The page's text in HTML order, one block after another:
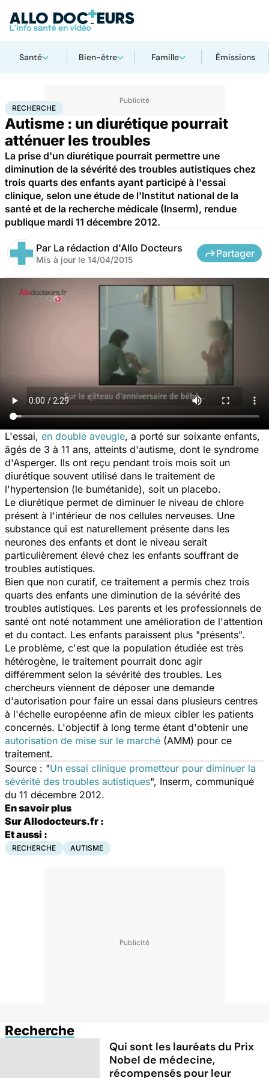
Santé Bien-être Famille Émissions
AccueilSantéMaladies Recherche
RECHERCHE
Autisme : un diurétique pourrait
atténuer les troubles
La prise d'un diurétique pourrait permettre une
diminution de la sévérité des troubles autistiques chez
trois quarts des enfants ayant participé à l'essai
clinique, selon une étude de l'Institut national de la
santé et de la recherche médicale (Inserm), rendue
publique mardi 11 décembre 2012.
Par La rédaction d'Allo Docteurs
Mis à jour le 14/04/2015
Partager
L'essai, en double aveugle, a porté sur soixante enfants,
âgés de 3 à 11 ans, atteints d'autisme, dont le syndrome
d'Asperger. Ils ont reçu pendant trois mois soit un
diurétique souvent utilisé dans le traitement de
l'hypertension (le bumétanide), soit un placebo.
Le diurétique permet de diminuer le niveau de chlore
présent à l'intérieur de nos cellules nerveuses. Une
substance qui est naturellement présente dans les
neurones des enfants et dont le niveau serait
particulièrement élevé chez les enfants souffrant de
troubles autistiques.
Bien que non curatif, ce traitement a permis chez trois
quarts des enfants une diminution de la sévérité des
troubles autistiques. Les parents et les professionnels de
santé ont noté notamment une amélioration de l'attention
et du contact. Les enfants paraissent plus "présents".
Le problème, c'est que la population étudiée est très
hétérogène, le traitement pourrait donc agir
différemment selon la sévérité des troubles. Les
chercheurs viennent de déposer une demande
d'autorisation pour faire un essai dans plusieurs centres
à l'échelle européenne afin de mieux cibler les patients
concernés. L'objectif à long terme étant d'obtenir une
autorisation de mise sur le marché (AMM) pour ce
traitement.
Source : "Un essai clinique prometteur pour diminuer la
sévérité des troubles autistiques", Inserm, communiqué
du 11 décembre 2012.
En savoir plus
Sur Allodocteurs.fr :
Et aussi :
RECHERCHE AUTISME
Recherche
Qui sont les lauréats du Prix
Nobel de médecine,
récompensés pour leur